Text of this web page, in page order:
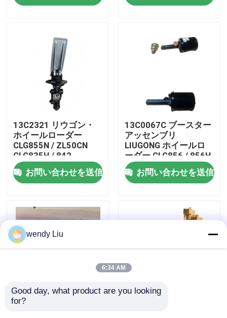
プロダクト
私達について
工場旅行
品質管理
私達に連絡しなさい
ニュース
13C2321 リウゴン・
ホイールローダー
CLG855N / ZL50CN
CLG835H / 842
CLG870H用のブレーキ
バルブお問い合わせを送信
13C0067C ブースター
アッセンブリ
LIUGONG ホイールロ
ーダー CLG856 / 856H
/ 850H / 862H ZL40B /
CLG842用
お問い合わせを送信
13C0059 リウゴン・
wendy Liu
6:34 AM
Good day, what product are you looking
for?